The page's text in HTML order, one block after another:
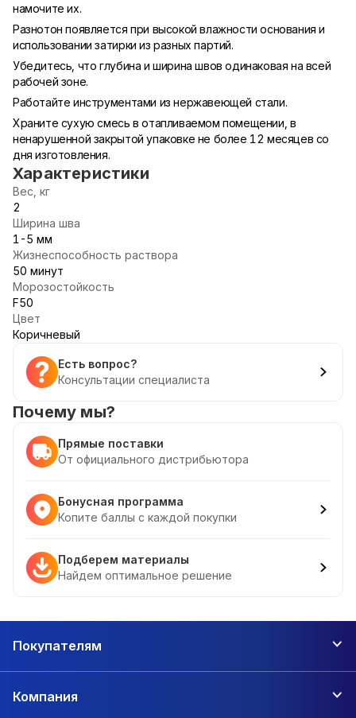
намочите их.
Разнотон появляется при высокой влажности основания и
использовании затирки из разных партий.
Убедитесь, что глубина и ширина швов одинаковая на всей
рабочей зоне.
Работайте инструментами из нержавеющей стали.
Храните сухую смесь в отапливаемом помещении, в
ненарушенной закрытой упаковке не более 12 месяцев со
дня изготовления.
Характеристики
Вес, кг
2
Ширина шва
1-5 мм
Жизнеспособность раствора
50 минут
Морозостойкость
F50
Цвет
Коричневый
Есть вопрос?
Консультации специалиста
Почему мы?
Прямые поставки
От официального дистрибьютора
Бонусная программа
Копите баллы с каждой покупки
Подберем материалы
Найдем оптимальное решение
Покупателям
Компания